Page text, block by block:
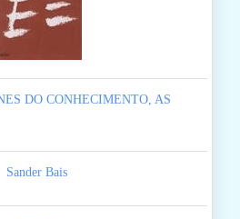
DO CONHECIMENTO, AS
Sander Bais